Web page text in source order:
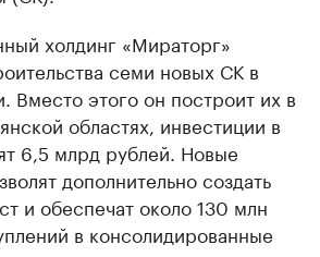
холдинг «Мираторг»
семи новых СК в
Вместо этого он построит их в
областях, инвестиции в
6,5 млрд рублей. Новые
дополнительно создать
и обеспечат около 130 млн
в консолидированные